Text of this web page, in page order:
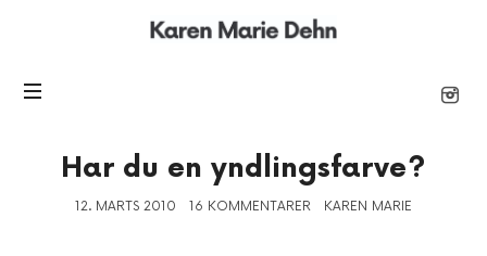
Karen
Har du en yndlingsfarve?
12. MARTS 2010 16 KOMMENTARER KAREN MARIE